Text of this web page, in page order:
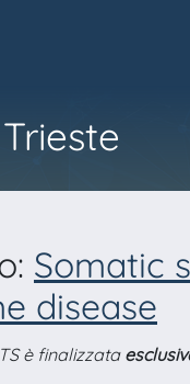
Somatic
disease
è finalizzata